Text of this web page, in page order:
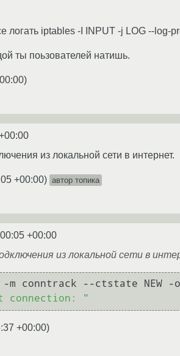
логать iptables -I INPUT -j LOG --log-
ты поьзователей натишь.
)
из локальной сети в интернет.
+00:00) автор топика
+00:00
из локальной сети в
-m conntrack --ctstate
connection: "
+00:00)